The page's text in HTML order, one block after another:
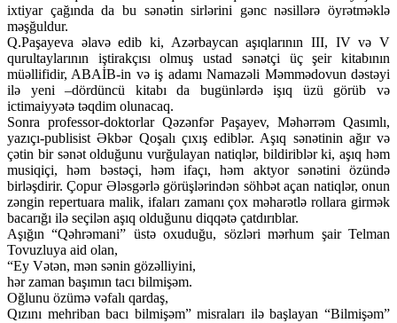
ixtiyar çağında da bu sənətin sirlərini gənc nəsillərə öyrətməklə
məşğuldur.
Q.Paşayeva əlavə edib ki, Azərbaycan aşıqlarının III, IV və V
qurultaylarının iştirakçısı olmuş ustad sənətçi üç şeir kitabının
müəllifidir, ABAİB-in və iş adamı Namazəli Məmmədovun dəstəyi
ilə yeni –dördüncü kitabı da bugünlərdə işıq üzü görüb və
ictimaiyyətə təqdim olunacaq.
Sonra professor-doktorlar Qəzənfər Paşayev, Məhərrəm Qasımlı,
yazıçı-publisist Əkbər Qoşalı çıxış ediblər. Aşıq sənətinin ağır və
çətin bir sənət olduğunu vurğulayan natiqlər, bildiriblər ki, aşıq həm
musiqiçi, həm bəstəçi, həm ifaçı, həm aktyor sənətini özündə
birləşdirir. Çopur Ələsgərlə görüşlərindən söhbət açan natiqlər, onun
zəngin repertuara malik, ifaları zamanı çox məharətlə rollara girmək
bacarığı ilə seçilən aşıq olduğunu diqqətə çatdırıblar.
Aşığın “Qəhrəmani” üstə oxuduğu, sözləri mərhum şair Telman
Tovuzluya aid olan,
“Ey Vətən, mən sənin gözəlliyini,
hər zaman başımın tacı bilmişəm.
Oğlunu özümə vəfalı qardaş,
Qızını mehriban bacı bilmişəm” misraları ilə başlayan “Bilmişəm”